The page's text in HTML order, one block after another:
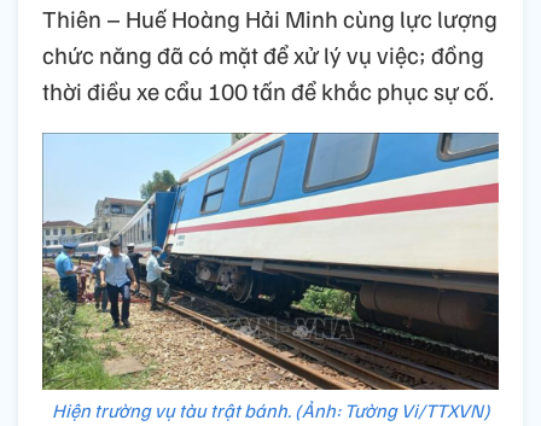
Thiên – Huế Hoàng Hải Minh cùng lực lượng
chức năng đã có mặt để xử lý vụ việc; đồng
thời điều xe cẩu 100 tấn để khắc phục sự cố.
Hiện trường vụ tàu trật bánh. (Ảnh: Tường Vi/TTXVN)